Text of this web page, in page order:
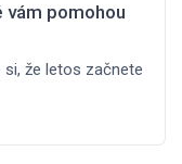
vám pomohou
si, že letos začnete